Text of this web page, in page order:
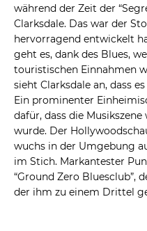
während der Zeit der
Clarksdale. Das war der
hervorragend entwickelt
geht es, dank des Blues,
touristischen Einnahmen
sieht Clarksdale an, dass
Ein prominenter
dafür, dass die
wurde. Der
wuchs in der Umgebung
im Stich. Markantester
“Ground Zero Bluesclub”,
der ihm zu einem Drittel